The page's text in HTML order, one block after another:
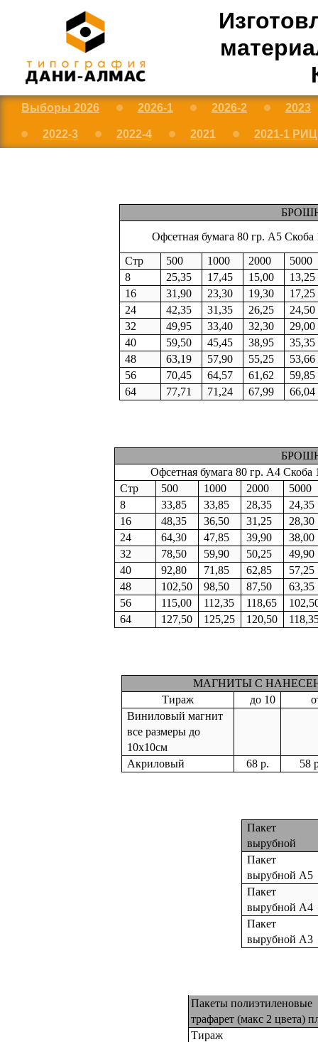
Выборы 2026 2026-1 2026-2 2023
2022-3 2022-4 2021 2021-1
Офсетная бумага 80 гр. А5 Скоба
Стр
500 1000 2000
5000
8
25,35 17,45 15,00
13,25
16
31,90 23,30 19,30
17,25
24
42,35 31,35 26,25
24,50
32
49,95 33,40 32,30
29,00
40
59,50 45,45 38,95
35,35
48
63,19 57,90 55,25
53,66
56
70,45 64,57 61,62
59,85
64
77,71 71,24 67,99 66,04
Офсетная бумага 80 гр. А4 Скоба
Стр
500 1000 2000
5000
8
33,85 33,85 28,35
24,35
16
48,35 36,50 31,25
28,30
24
64,30 47,85 39,90
38,00
32
78,50 59,90 50,25
49,90
40
92,80 71,85 62,85
57,25
48
102,50 98,50 87,50
63,35
56
115,00 112,35 118,65
64
127,50 125,25 120,50
МАГНИТЫ С
Тираж
до 10
Виниловый магнит
все размеры до
10х10см
Акриловый
68 р. 58
Пакет
вырубной
Пакет
вырубной А5
Пакет
вырубной А4
Пакет
вырубной А3
Пакеты полиэтиленовые
трафарет (макс 2 цвета)
Тираж